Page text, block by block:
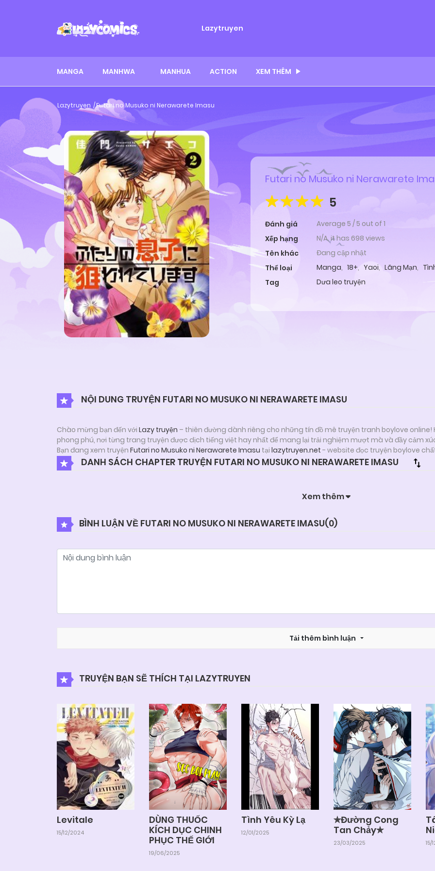
Lazytruyen
MANGA MANHWA MANHUA ACTION XEM THÊM
Lazytruyen Futari no Musuko ni Nerawarete Imasu
Futari no Musuko ni Nerawarete
5
Đánh giá Average 5 /5 out of 1
Xếp hạng
N/A, it has 698 views
Tên khác
Đang cập nhật
Thể loại
Manga, 18+, Yaoi, Lãng Mạn,
Tag
Dưa leo truyện
NỘI DUNG TRUYỆN FUTARI NO MUSUKO NI NERAWARETE IMASU
Chào mừng bạn đến với Lazy truyện – thiên đường dành riêng cho những tín đồ mê truyện tranh boylove
phong phú, nơi từng trang truyện được dịch tiếng việt hay nhất để mang lại trải nghiệm mượt mà và đầy cảm
Bạn đang xem truyện Futari no Musuko ni Nerawarete Imasu tại lazytruyen.net - website đọc truyện boylove
DANH SÁCH CHAPTER TRUYỆN FUTARI NO MUSUKO NI NERAWARETE IMASU
Xem thêm
BÌNH LUẬN VỀ FUTARI NO MUSUKO NI NERAWARETE IMASU(0)
Tải thêm bình luận
TRUYỆN BẠN SẼ THÍCH TẠI LAZYTRUYEN
Levitale
15/12/2024
DÙNG THUỐC
KÍCH DỤC CHINH
PHỤC THẾ GIỚI
19/06/2025
Tình Yêu Kỳ Lạ
12/01/2025
✯Đường Cong
Tan Chảy✯
23/03/2025 15/